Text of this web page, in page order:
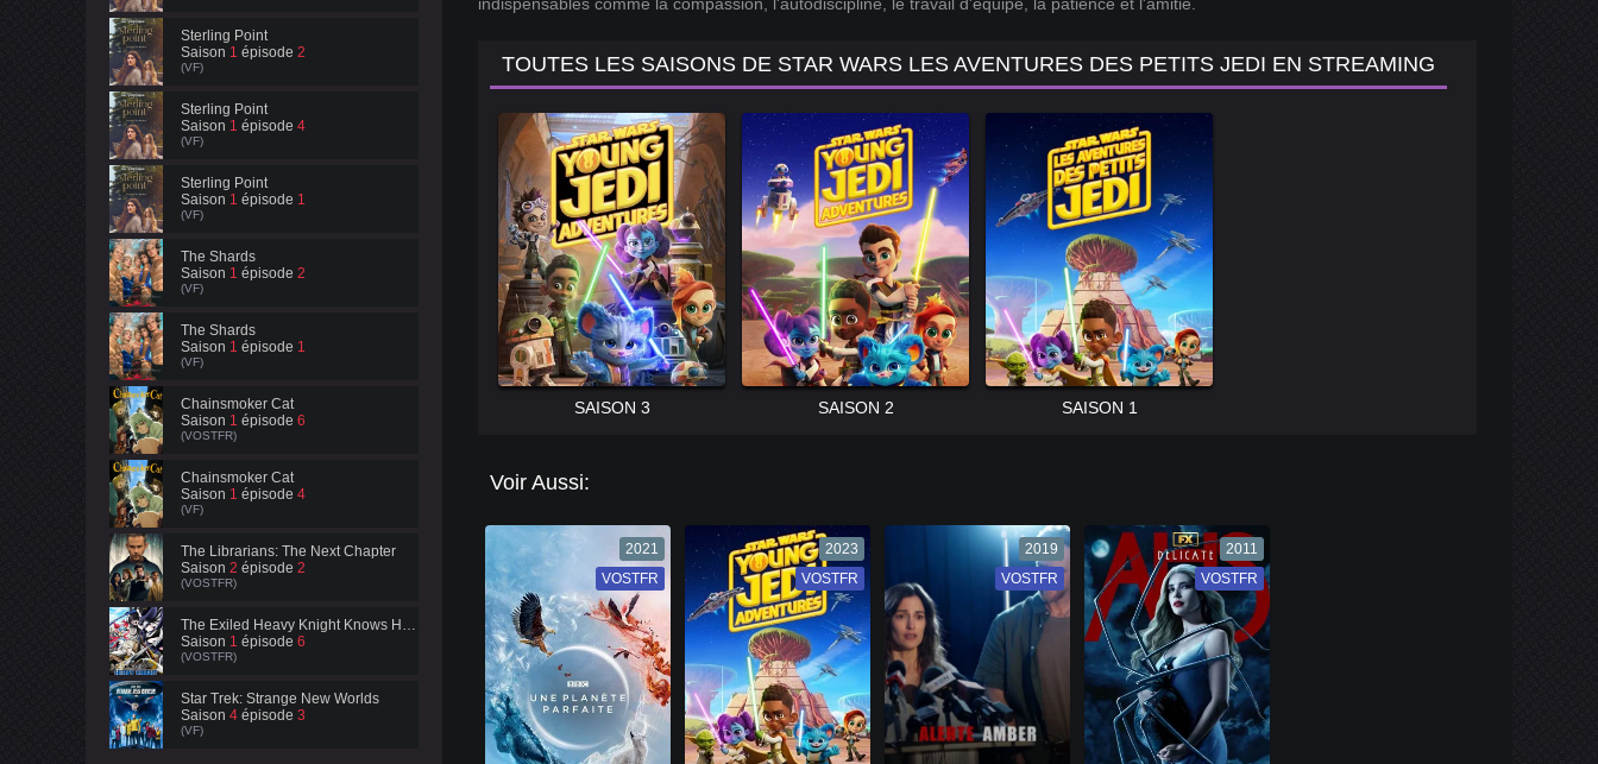
Sterling Point
Saison 1 épisode 2
(VF)
Sterling Point
Saison 1 épisode 4
(VF)
Sterling Point
Saison 1 épisode 1
(VF)
The Shards
Saison 1 épisode 2
(VF)
The Shards
Saison 1 épisode 1
(VF)
Chainsmoker Cat
Saison 1 épisode 6
(VOSTFR)
Chainsmoker Cat
Saison 1 épisode 4
(VF)
The Librarians: The Next Chapter
Saison 2 épisode 2
(VOSTFR)
The Exiled Heavy Knight Knows How to Game the System
Saison 1 épisode 6
(VOSTFR)
Star Trek: Strange New Worlds
Saison 4 épisode 3
(VF)
indispensables comme la compassion, l'autodiscipline, le travail d'équipe, la patience et l'amitié.
TOUTES LES SAISONS DE STAR WARS LES AVENTURES DES PETITS JEDI EN STREAMING
SAISON 3 SAISON 2 SAISON 1
Voir Aussi:
2021
VF
VOSTFR
2023
VF
VOSTFR
2019
VF
VOSTFR
2011
VF
VOSTFR